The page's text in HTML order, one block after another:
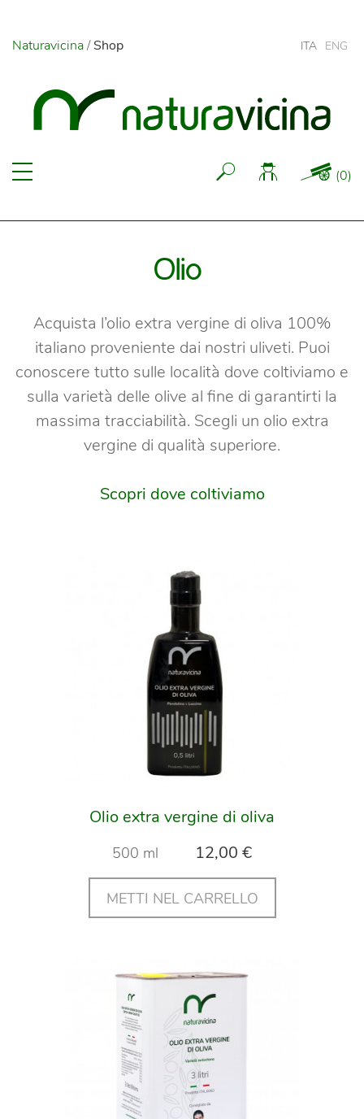
Naturavicina/Shop
(0)
ITA ENG
Olio
Acquista l’olio extra vergine di oliva 100%
italiano proveniente dai nostri uliveti. Puoi
conoscere tutto sulle località dove coltiviamo e
sulla varietà delle olive al fine di garantirti la
massima tracciabilità. Scegli un olio extra
vergine di qualità superiore.
Scopri dove coltiviamo
Olio extra vergine di oliva
500 ml 12,00 €
METTI NEL CARRELLO